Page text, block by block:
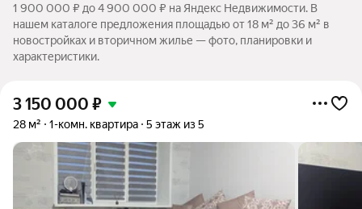
1 900 000 ₽ до 4 900 000 ₽ на Яндекс Недвижимости. В
нашем каталоге предложения площадью от 18 м² до 36 м² в
новостройках и вторичном жилье — фото, планировки и
характеристики.
3 150 000 ₽
28 м² 1-комн. квартира 5 этаж из 5